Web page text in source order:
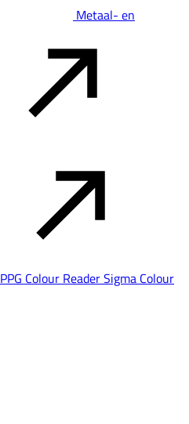
Metaal- en
PPG Colour ReaderSigma Colour